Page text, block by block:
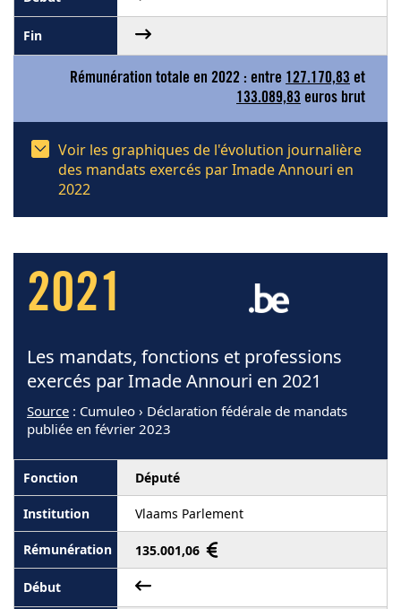
Rémunération totale en 2022 : entre 127.170,83 et
133.089,83 euros brut
Voir les graphiques de l'évolution journalière
des mandats exercés par Imade Annouri en
2022
2021
Les mandats, fonctions et professions
exercés par Imade Annouri en 2021
Source : Cumuleo › Déclaration fédérale de mandats
publiée en février 2023
Député
Vlaams Parlement
135.001,06